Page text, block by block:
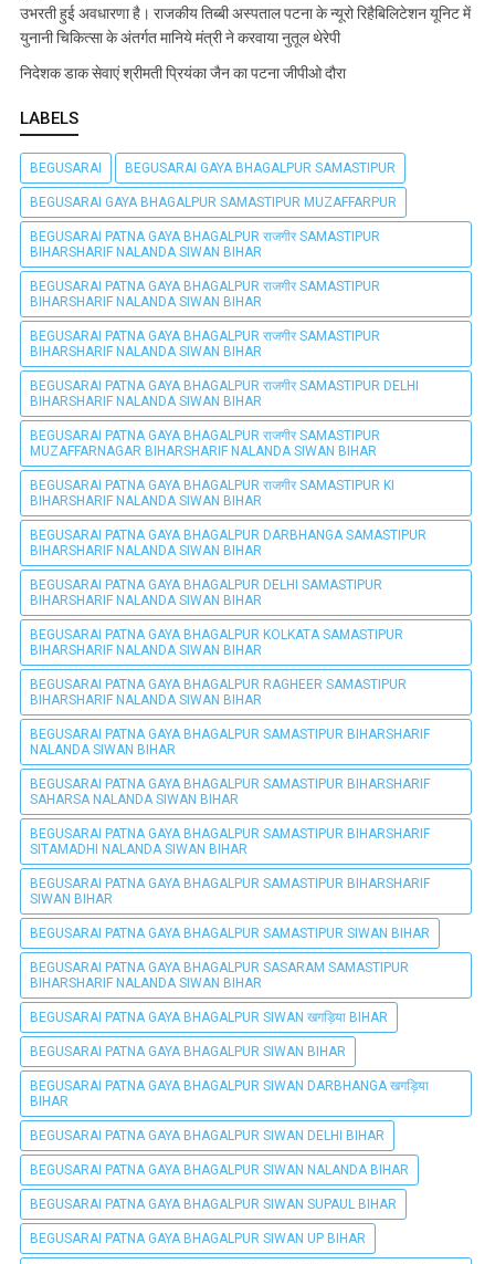
उभरती हुई अवधारणा है। राजकीय तिब्बी अस्पताल पटना के न्यूरो रिहैबिलिटेशन यूनिट में
युनानी चिकित्सा के अंतर्गत मानिये मंत्री ने करवाया नुतूल थेरेपी
निदेशक डाक सेवाएं श्रीमती प्रियंका जैन का पटना जीपीओ दौरा
LABELS
BEGUSARAI BEGUSARAI GAYA BHAGALPUR SAMASTIPUR
BEGUSARAI GAYA BHAGALPUR SAMASTIPUR MUZAFFARPUR
BEGUSARAI PATNA GAYA BHAGALPUR राजगीर SAMASTIPUR
BIHARSHARIF NALANDA SIWAN BIHAR
BEGUSARAI PATNA GAYA BHAGALPUR राजगीर SAMASTIPUR
BIHARSHARIF NALANDA SIWAN BIHAR
BEGUSARAI PATNA GAYA BHAGALPUR राजगीर SAMASTIPUR
BIHARSHARIF NALANDA SIWAN BIHAR
BEGUSARAI PATNA GAYA BHAGALPUR राजगीर SAMASTIPUR DELHI
BIHARSHARIF NALANDA SIWAN BIHAR
BEGUSARAI PATNA GAYA BHAGALPUR राजगीर SAMASTIPUR
MUZAFFARNAGAR BIHARSHARIF NALANDA SIWAN BIHAR
BEGUSARAI PATNA GAYA BHAGALPUR राजगीर SAMASTIPUR KI
BIHARSHARIF NALANDA SIWAN BIHAR
BEGUSARAI PATNA GAYA BHAGALPUR DARBHANGA SAMASTIPUR
BIHARSHARIF NALANDA SIWAN BIHAR
BEGUSARAI PATNA GAYA BHAGALPUR DELHI SAMASTIPUR
BIHARSHARIF NALANDA SIWAN BIHAR
BEGUSARAI PATNA GAYA BHAGALPUR KOLKATA SAMASTIPUR
BIHARSHARIF NALANDA SIWAN BIHAR
BEGUSARAI PATNA GAYA BHAGALPUR RAGHEER SAMASTIPUR
BIHARSHARIF NALANDA SIWAN BIHAR
BEGUSARAI PATNA GAYA BHAGALPUR SAMASTIPUR BIHARSHARIF
NALANDA SIWAN BIHAR
BEGUSARAI PATNA GAYA BHAGALPUR SAMASTIPUR BIHARSHARIF
SAHARSA NALANDA SIWAN BIHAR
BEGUSARAI PATNA GAYA BHAGALPUR SAMASTIPUR BIHARSHARIF
SITAMADHI NALANDA SIWAN BIHAR
BEGUSARAI PATNA GAYA BHAGALPUR SAMASTIPUR BIHARSHARIF
SIWAN BIHAR
BEGUSARAI PATNA GAYA BHAGALPUR SAMASTIPUR SIWAN BIHAR
BEGUSARAI PATNA GAYA BHAGALPUR SASARAM SAMASTIPUR
BIHARSHARIF NALANDA SIWAN BIHAR
BEGUSARAI PATNA GAYA BHAGALPUR SIWAN खगड़िया BIHAR
BEGUSARAI PATNA GAYA BHAGALPUR SIWAN BIHAR
BEGUSARAI PATNA GAYA BHAGALPUR SIWAN DARBHANGA खगड़िया
BIHAR
BEGUSARAI PATNA GAYA BHAGALPUR SIWAN DELHI BIHAR
BEGUSARAI PATNA GAYA BHAGALPUR SIWAN NALANDA BIHAR
BEGUSARAI PATNA GAYA BHAGALPUR SIWAN SUPAUL BIHAR
BEGUSARAI PATNA GAYA BHAGALPUR SIWAN UP BIHAR